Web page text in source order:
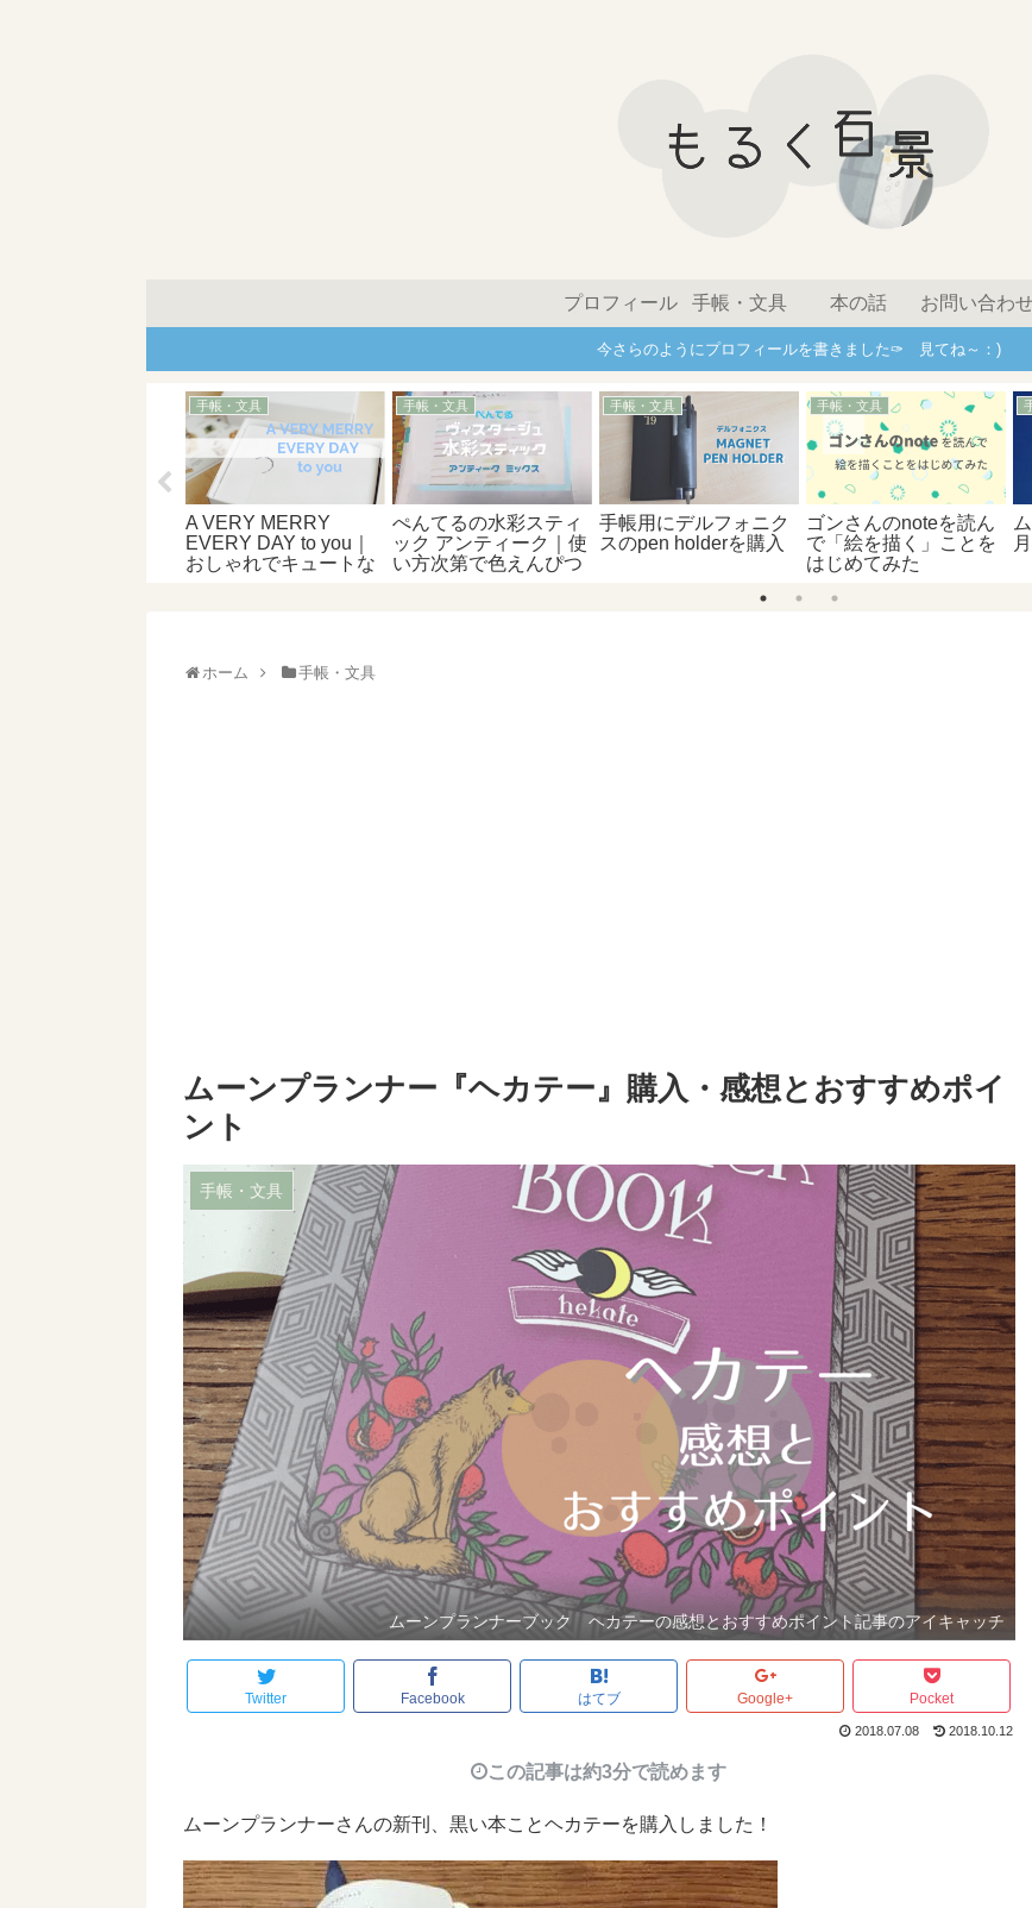
プロフィール 手帳・文具 本の話 お問い合わ
今さらのようにプロフィールを書きました✑ 見てね～：)
手帳・文具
A VERY MERRY
EVERY DAY to you｜
おしゃれでキュートな
手帳・文具
ぺんてるの水彩スティ
ック アンティーク｜使
い方次第で色えんぴつ
手帳・文具
手帳用にデルフォニク
スのpen holderを購入
手帳・文具
ゴンさんのnoteを読ん
で「絵を描く」ことを
はじめてみた
ホーム 手帳・文具
ムーンプランナー『ヘカテー』購入・感想とおすすめポイ
ント
手帳・文具
ムーンプランナーブック ヘカテーの感想とおすすめポイント記事のアイキャッチ
Twitter Facebook はてブ Google+ Pocket
2018.07.08 2018.10.12
この記事は約3分で読めます
ムーンプランナーさんの新刊、黒い本ことヘカテーを購入しました！